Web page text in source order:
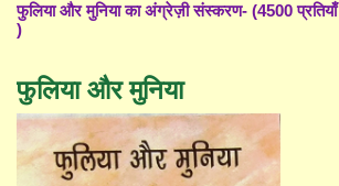
फुलिया और मुनिया का अंग्रेज़ी संस्करण- (4500 प्रतियाँ
)
फुलिया और मुनिया